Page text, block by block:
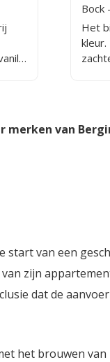
Bock
Het
merken van
van een
zijn
dat de
het brouwen